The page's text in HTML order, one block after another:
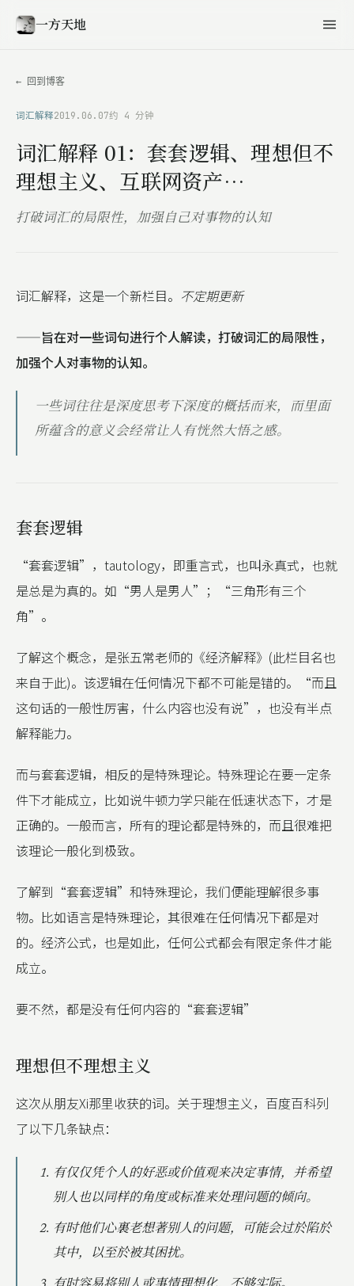
一方天地
← 回到博客
词汇解释2019.06.07约 4 分钟
词汇解释 01：套套逻辑、理想但不
理想主义、互联网资产…
打破词汇的局限性，加强自己对事物的认知
词汇解释，这是一个新栏目。 不定期更新
——旨在对一些词句进行个人解读，打破词汇的局限性，
加强个人对事物的认知。
一些词往往是深度思考下深度的概括而来，而里面
所蕴含的意义会经常让人有恍然大悟之感。
套套逻辑
“套套逻辑”，tautology，即重言式，也叫永真式，也就
是总是为真的。如“男人是男人”；“三角形有三个
角”。
了解这个概念，是张五常老师的《经济解释》(此栏目名也
来自于此)。该逻辑在任何情况下都不可能是错的。“而且
这句话的一般性厉害，什么内容也没有说”，也没有半点
解释能力。
而与套套逻辑，相反的是特殊理论。特殊理论在要一定条
件下才能成立，比如说牛顿力学只能在低速状态下，才是
正确的。一般而言，所有的理论都是特殊的，而且很难把
该理论一般化到极致。
了解到“套套逻辑”和特殊理论，我们便能理解很多事
物。比如语言是特殊理论，其很难在任何情况下都是对
的。经济公式，也是如此，任何公式都会有限定条件才能
成立。
要不然，都是没有任何内容的“套套逻辑”
理想但不理想主义
这次从朋友Xi那里收获的词。关于理想主义，百度百科列
了以下几条缺点：
有仅仅凭个人的好恶或价值观来决定事情，并希望
别人也以同样的角度或标准来处理问题的倾向。
有时他们心裏老想著别人的问题，可能会过於陷於
其中，以至於被其困扰。